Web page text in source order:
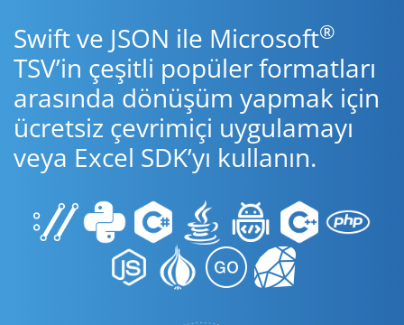
Swift ve JSON ile Microsoft®
TSV’in çeşitli popüler formatları
arasında dönüşüm yapmak için
ücretsiz çevrimiçi uygulamayı
veya Excel SDK’yı kullanın.